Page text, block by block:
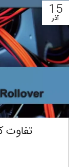
15
آذر